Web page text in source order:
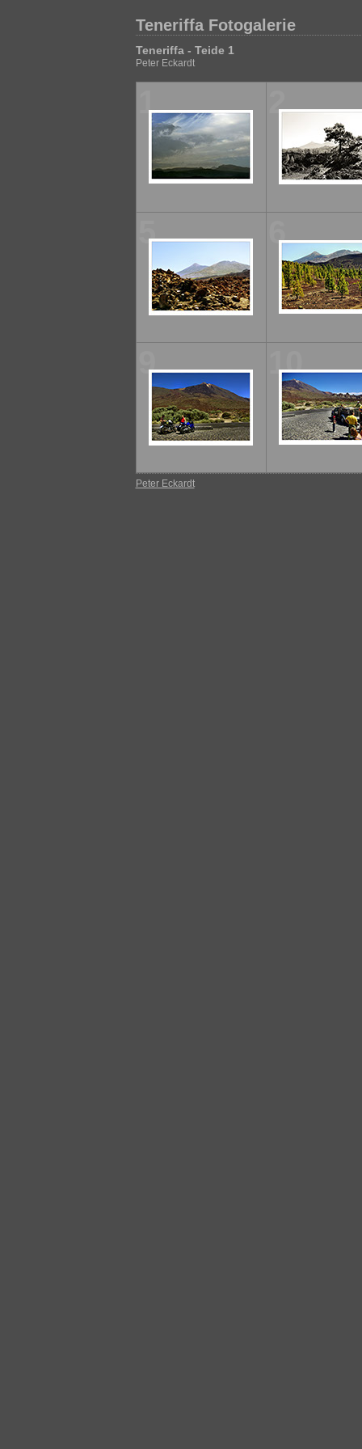
Teneriffa Fotogalerie
Teneriffa - Teide 1
Peter Eckardt
1 2
5 6
9 10
Peter Eckardt